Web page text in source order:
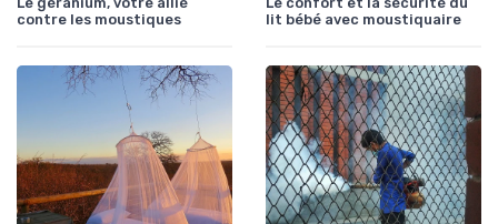
contre les moustiques
lit bébé avec moustiquaire